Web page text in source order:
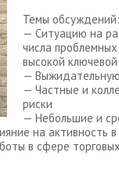
Темы обсуждений:
— Ситуацию на
числа
высокой
—
— Частные и
риски
— Небольшие и
на активность
в сфере